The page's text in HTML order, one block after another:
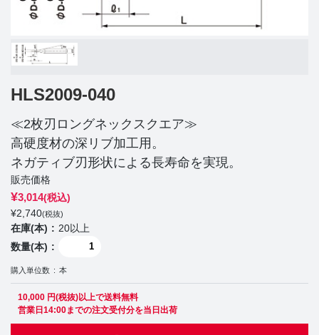
HLS2009-040
≪2枚刃ロングネックスクエア≫
高硬度材の深リブ加工用。
ネガティブ刃形状による長寿命を実現。
販売価格
¥3,014(税込)
¥2,740(税抜)
在庫(本)
20以上
数量(本)
購入単位数 本
10,000 円(税抜)以上で送料無料
営業日14:00までの注文受付分を当日出荷